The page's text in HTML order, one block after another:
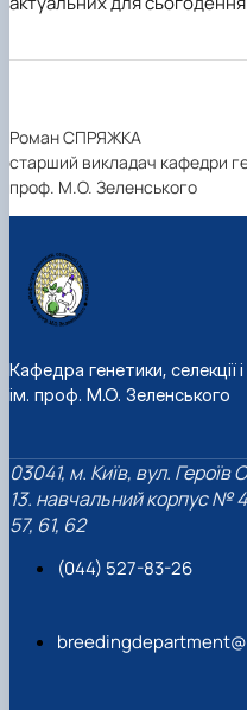
Роман СПРЯЖКА
старший викладач кафедри
проф. М.О. Зеленського
Кафедра генетики, селекції
ім. проф. М.О. Зеленського
03041, м. Київ, вул. Героїв
13. навчальний корпус №
57, 61, 62
(044) 527-83-26